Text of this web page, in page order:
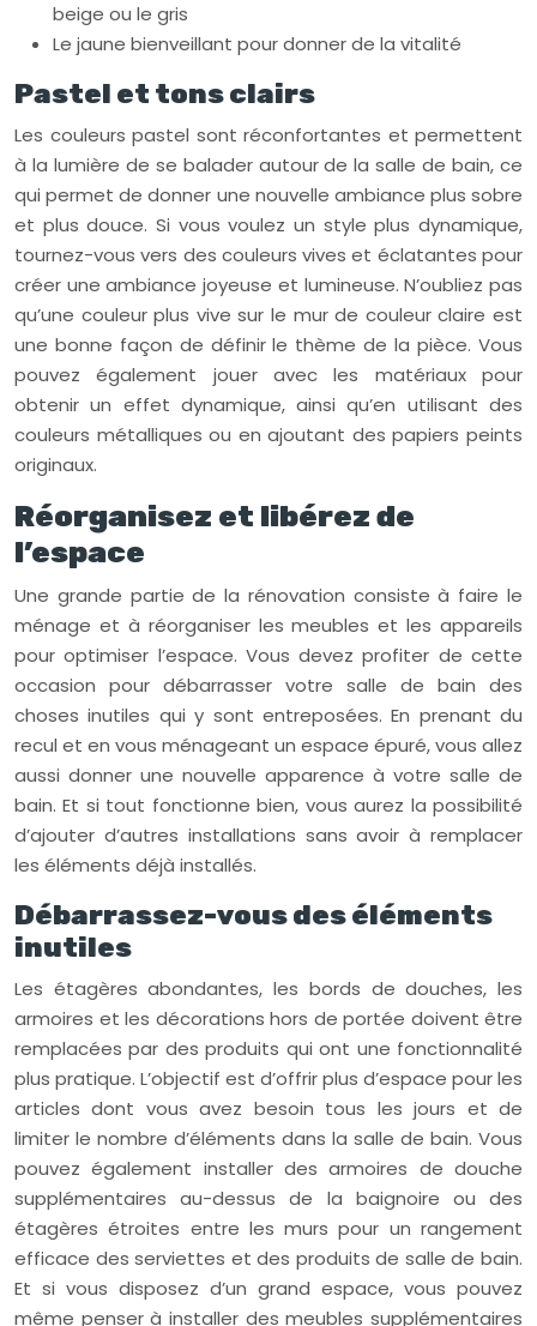
beige ou le gris
Le jaune bienveillant pour donner de la vitalité
Pastel et tons clairs
Les couleurs pastel sont réconfortantes et permettent
à la lumière de se balader autour de la salle de bain, ce
qui permet de donner une nouvelle ambiance plus sobre
et plus douce. Si vous voulez un style plus dynamique,
tournez-vous vers des couleurs vives et éclatantes pour
créer une ambiance joyeuse et lumineuse. N’oubliez pas
qu’une couleur plus vive sur le mur de couleur claire est
une bonne façon de définir le thème de la pièce. Vous
pouvez également jouer avec les matériaux pour
obtenir un effet dynamique, ainsi qu’en utilisant des
couleurs métalliques ou en ajoutant des papiers peints
originaux.
Réorganisez et libérez de
l’espace
Une grande partie de la rénovation consiste à faire le
ménage et à réorganiser les meubles et les appareils
pour optimiser l’espace. Vous devez profiter de cette
occasion pour débarrasser votre salle de bain des
choses inutiles qui y sont entreposées. En prenant du
recul et en vous ménageant un espace épuré, vous allez
aussi donner une nouvelle apparence à votre salle de
bain. Et si tout fonctionne bien, vous aurez la possibilité
d’ajouter d’autres installations sans avoir à remplacer
les éléments déjà installés.
Débarrassez-vous des éléments
inutiles
Les étagères abondantes, les bords de douches, les
armoires et les décorations hors de portée doivent être
remplacées par des produits qui ont une fonctionnalité
plus pratique. L’objectif est d’offrir plus d’espace pour les
articles dont vous avez besoin tous les jours et de
limiter le nombre d’éléments dans la salle de bain. Vous
pouvez également installer des armoires de douche
supplémentaires au-dessus de la baignoire ou des
étagères étroites entre les murs pour un rangement
efficace des serviettes et des produits de salle de bain.
Et si vous disposez d’un grand espace, vous pouvez
même penser à installer des meubles supplémentaires